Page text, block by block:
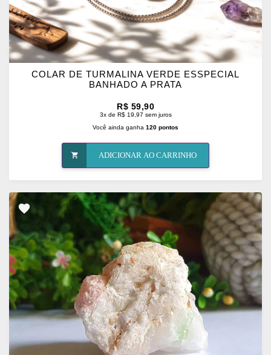
COLAR DE TURMALINA VERDE ESSPECIAL
BANHADO A PRATA
R$ 59,90
3x de R$ 19,97 sem juros
Você ainda ganha 120 pontos
ADICIONAR AO CARRINHO
ADICIONAR
OS
FAVORITOS